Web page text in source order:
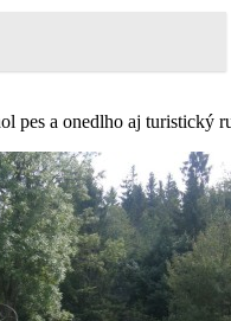
pes a onedlho aj turistický